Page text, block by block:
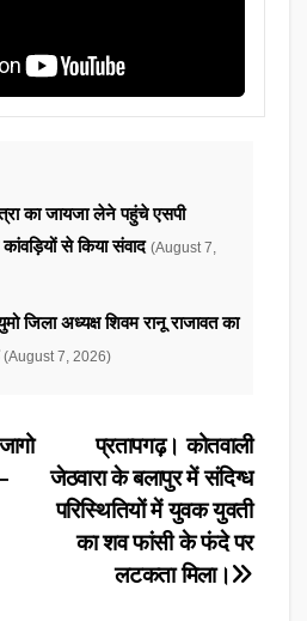
का जायजा लेने पहुंचे एसपी
कांवड़ियों से किया संवाद (August 7,
जिला अध्यक्ष शिवम रानू राजावत का
(August 7, 2026)
प्रतापगढ़। कोतवाली
जेठवारा के बलापुर में संदिग्ध
परिस्थितियों में युवक युवती
का शव फांसी के फंदे पर
लटकता मिला।